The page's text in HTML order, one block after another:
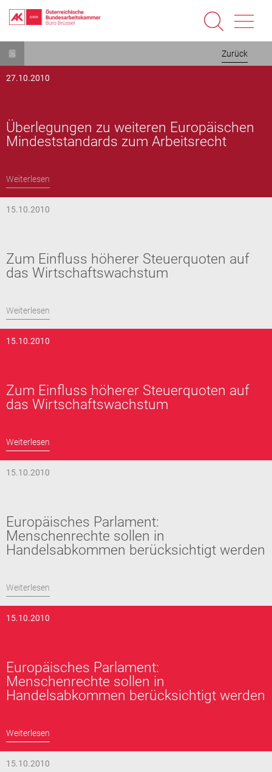
Direkt
zum
Zurück
27.10.2010
Überlegungen zu weiteren Europäischen
Mindeststandards zum Arbeitsrecht
Weiterlesen
15.10.2010
Zum Einfluss höherer Steuerquoten auf
das Wirtschaftswachstum
Weiterlesen
15.10.2010
Zum Einfluss höherer Steuerquoten auf
das Wirtschaftswachstum
Weiterlesen
15.10.2010
Europäisches Parlament:
Menschenrechte sollen in
Handelsabkommen berücksichtigt werden
Weiterlesen
15.10.2010
Europäisches Parlament:
Menschenrechte sollen in
Handelsabkommen berücksichtigt werden
Weiterlesen
15.10.2010